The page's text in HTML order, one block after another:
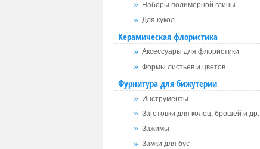
Наборы полимерной глины
Для кукол
Керамическая флористика
Аксессуары для флористики
Формы листьев и цветов
Фурнитура для бижутерии
Инструменты
Заготовки для колец, брошей и др.
Зажимы
Замки для бус